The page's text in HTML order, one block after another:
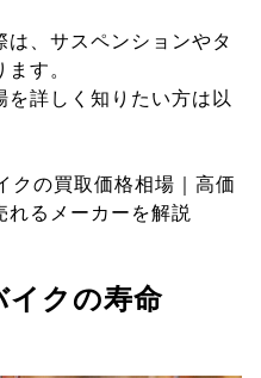
、サスペンションやタ
す。
詳しく知りたい方は以
クの買取価格相場｜高価
れるメーカーを解説
イクの寿命